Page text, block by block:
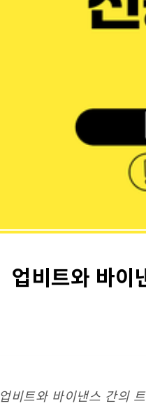
업비트와 바이
업비트와 바이낸스 간의